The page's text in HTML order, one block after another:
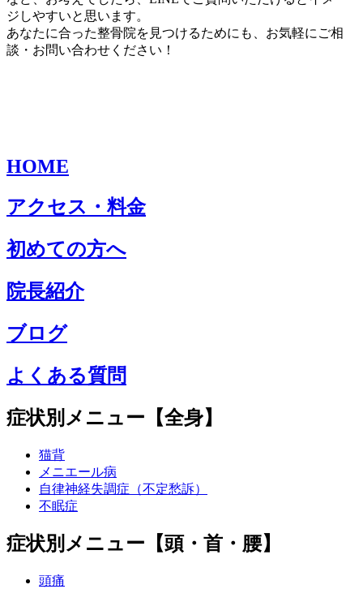
ジしやすいと思います。
あなたに合った整骨院を見つけるためにも、お気軽にご相
談・お問い合わせください！
HOME
アクセス・料金
初めての方へ
院長紹介
ブログ
よくある質問
症状別メニュー【全身】
猫背
メニエール病
自律神経失調症（不定愁訴）
不眠症
症状別メニュー【頭・首・腰】
頭痛